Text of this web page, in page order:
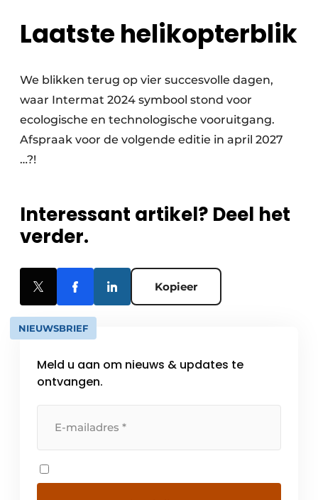
Laatste helikopterblik
We blikken terug op vier succesvolle dagen,
waar Intermat 2024 symbool stond voor
ecologische en technologische vooruitgang.
Afspraak voor de volgende editie in april 2027
…?!
Interessant artikel? Deel het
verder.
Kopieer
NIEUWSBRIEF
Meld u aan om nieuws & updates te
ontvangen.